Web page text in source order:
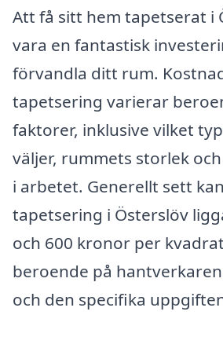
Att få sitt hem tapetserat i
vara en fantastisk
förvandla ditt rum.
tapetsering varierar
faktorer, inklusive vilket
väljer, rummets storlek
i arbetet. Generellt sett
tapetsering i Österslöv
och 600 kronor per
beroende på
och den specifika